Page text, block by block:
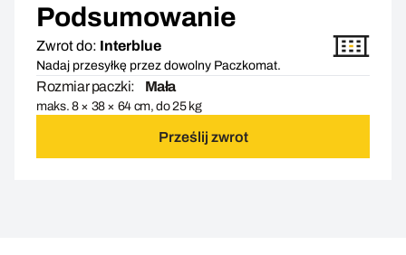
Podsumowanie
Zwrot do: Interblue
Nadaj przesyłkę przez dowolny Paczkomat.
Rozmiar paczki: Mała
maks. 8 × 38 × 64 cm, do 25 kg
Prześlij zwrot